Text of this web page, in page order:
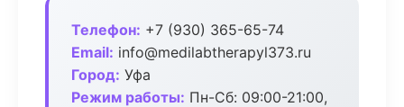
Телефон: +7 (930) 365-65-74
Email: info@medilabtherapyl373.ru
Город: Уфа
Режим работы: Пн-Сб: 09:00-21:00,